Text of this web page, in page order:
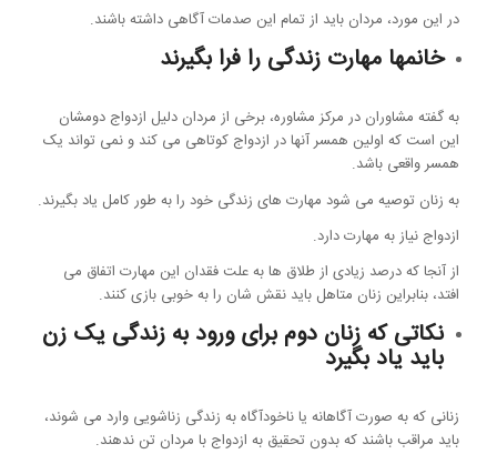
در این مورد، مردان باید از تمام این صدمات آگاهی داشته باشند.
خانمها مهارت زندگی را فرا بگیرند
به گفته مشاوران در مرکز مشاوره، برخی از مردان دلیل ازدواج دومشان
این است که اولین همسر آنها در ازدواج کوتاهی می کند و نمی تواند یک
همسر واقعی باشد.
به زنان توصیه می شود مهارت های زندگی خود را به طور کامل یاد بگیرند.
ازدواج نیاز به مهارت دارد.
از آنجا که درصد زیادی از طلاق ها به علت فقدان این مهارت اتفاق می
افتد، بنابراین زنان متاهل باید نقش شان را به خوبی بازی کنند.
نکاتی که زنان دوم برای ورود به زندگی یک زن
باید یاد بگیرد
زنانی که به صورت آگاهانه یا ناخودآگاه به زندگی زناشویی وارد می شوند،
باید مراقب باشند که بدون تحقیق به ازدواج با مردان تن ندهند.